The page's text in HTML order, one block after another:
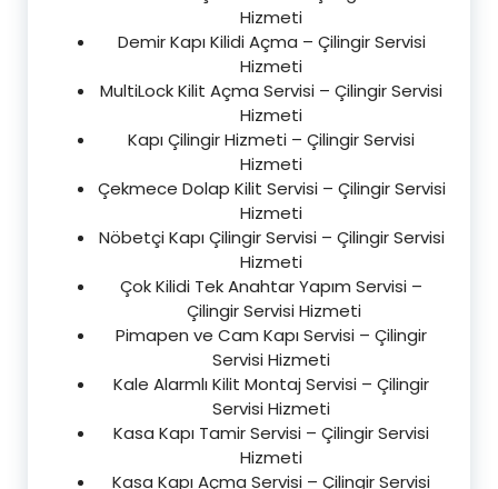
Hizmeti
Demir Kapı Kilidi Açma – Çilingir Servisi
Hizmeti
MultiLock Kilit Açma Servisi – Çilingir Servisi
Hizmeti
Kapı Çilingir Hizmeti – Çilingir Servisi
Hizmeti
Çekmece Dolap Kilit Servisi – Çilingir Servisi
Hizmeti
Nöbetçi Kapı Çilingir Servisi – Çilingir Servisi
Hizmeti
Çok Kilidi Tek Anahtar Yapım Servisi –
Çilingir Servisi Hizmeti
Pimapen ve Cam Kapı Servisi – Çilingir
Servisi Hizmeti
Kale Alarmlı Kilit Montaj Servisi – Çilingir
Servisi Hizmeti
Kasa Kapı Tamir Servisi – Çilingir Servisi
Hizmeti
Kasa Kapı Açma Servisi – Çilingir Servisi